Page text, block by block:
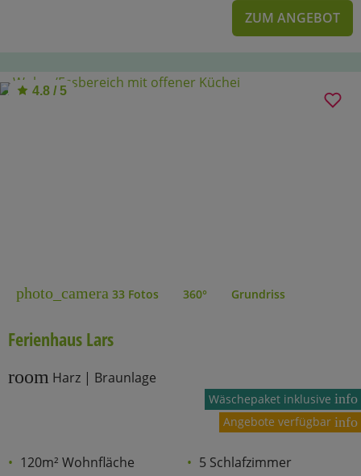
ZUM ANGEBOT
4.8 / 5
photo_camera 33 Fotos 360° Grundriss
Ferienhaus Lars
room Harz | Braunlage
Wäschepaket inklusiveinfo
Angebote verfügbar info
120m² Wohnfläche
5 Schlafzimmer